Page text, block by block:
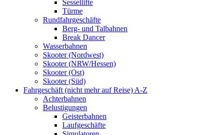
Sessellifte
Türme
Rundfahrgeschäfte
Berg- und Talbahnen
Break Dancer
Wasserbahnen
Skooter (Nordwest)
Skooter (NRW/Hessen)
Skooter (Ost)
Skooter (Süd)
Fahrgeschäft (nicht mehr auf Reise) A-Z
Achterbahnen
Belustigungen
Geisterbahnen
Laufgeschäfte